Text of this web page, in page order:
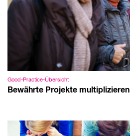
Good-Practice-Übersicht
Bewährte Projekte multiplizieren